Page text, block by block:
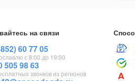
на связи
60 77 05
с 8:00 до 19:00
505 98 63
звонков из регионов